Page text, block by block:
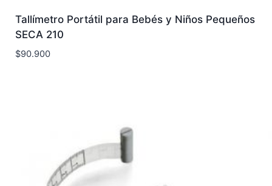
Tallímetro Portátil para Bebés y Niños Pequeños
SECA 210
$90.900